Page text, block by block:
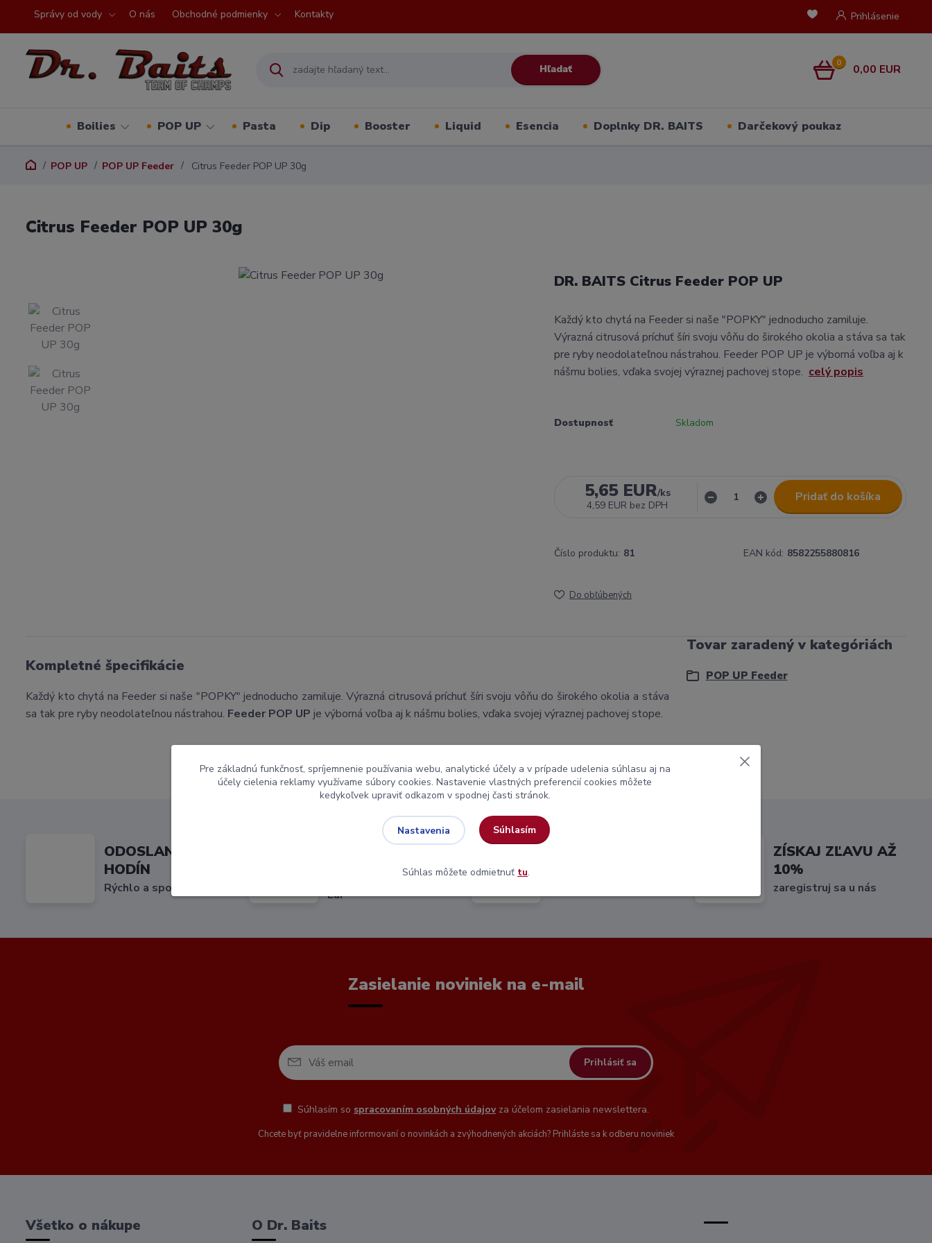
Správy od vody O nás Obchodné podmienky Kontakty Prihlásenie
Hľadať 0 0,00 EUR
Boilies POP UP Pasta Dip Booster Liquid Esencia Doplnky DR. BAITS Darčekový poukaz
POP UP POP UP Feeder Citrus Feeder POP UP 30g
Citrus Feeder POP UP 30g
DR. BAITS Citrus Feeder POP UP
Každý kto chytá na Feeder si naše "POPKY" jednoducho zamiluje.
Výrazná citrusová príchuť šíri svoju vôňu do širokého okolia a stáva sa tak
pre ryby neodolateľnou nástrahou. Feeder POP UP je výborná voľba aj k
nášmu bolies, vďaka svojej výraznej pachovej stope. celý popis
Dostupnosť Skladom
5,65 EUR/ks
4,59 EUR bez DPH
Pridať do košíka
Číslo produktu: 81 EAN kód: 8582255880816
Do obľúbených
Kompletné špecifikácie
Každý kto chytá na Feeder si naše "POPKY" jednoducho zamiluje. Výrazná citrusová príchuť šíri svoju vôňu do širokého okolia a stáva
sa tak pre ryby neodolateľnou nástrahou. Feeder POP UP je výborná voľba aj k nášmu bolies, vďaka svojej výraznej pachovej stope.
Tovar zaradený v kategóriách
POP UP Feeder
ODOSLANIE DO 24
HODÍN
Rýchlo a spoľahlivo
DOPRAVA
Eur
ZÍSKAJ ZĽAVU AŽ
10%
zaregistruj sa u nás
Zasielanie noviniek na e-mail
Prihlásiť sa
Súhlasím so spracovaním osobných údajovza účelom zasielania newslettera.
Chcete byť pravidelne informovaní o novinkách a zvýhodnených akciách? Prihláste sa k odberu noviniek
Všetko o nákupe O Dr. Baits
Pre základnú funkčnosť, spríjemnenie používania webu, analytické účely a v prípade udelenia súhlasu aj na
účely cielenia reklamy využívame súbory cookies. Nastavenie vlastných preferencií cookies môžete
kedykoľvek upraviť odkazom v spodnej časti stránok.
Nastavenia Súhlasím
Súhlas môžete odmietnuť tu.